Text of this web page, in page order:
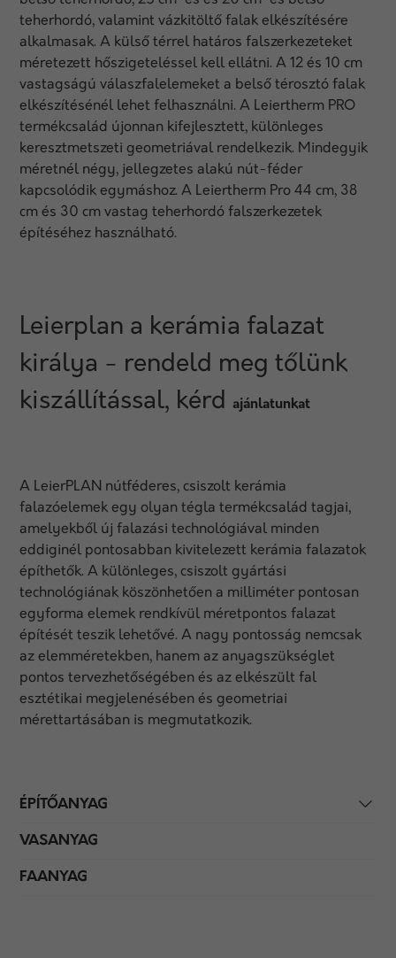
teherhordó, valamint vázkitöltő falak elkészítésére
alkalmasak. A külső térrel határos falszerkezeteket
méretezett hőszigeteléssel kell ellátni. A 12 és 10 cm
vastagságú válaszfalelemeket a belső térosztó falak
elkészítésénél lehet felhasználni. A Leiertherm PRO
termékcsalád újonnan kifejlesztett, különleges
keresztmetszeti geometriával rendelkezik. Mindegyik
méretnél négy, jellegzetes alakú nút-féder
kapcsolódik egymáshoz. A Leiertherm Pro 44 cm, 38
cm és 30 cm vastag teherhordó falszerkezetek
építéséhez használható.
Leierplan a kerámia falazat
királya - rendeld meg tőlünk
kiszállítással, kérd
ajánlatunkat
A LeierPLAN nútféderes, csiszolt kerámia
falazóelemek egy olyan tégla termékcsalád tagjai,
amelyekből új falazási technológiával minden
eddiginél pontosabban kivitelezett kerámia falazatok
építhetők. A különleges, csiszolt gyártási
technológiának köszönhetően a milliméter pontosan
egyforma elemek rendkívül méretpontos falazat
építését teszik lehetővé. A nagy pontosság nemcsak
az elemméretekben, hanem az anyagszükséglet
pontos tervezhetőségében és az elkészült fal
esztétikai megjelenésében és geomet­riai
mérettartásában is megmutatkozik.
ÉPÍTŐANYAG
VASANYAG
FAANYAG